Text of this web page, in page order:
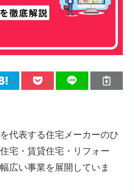
代表する住宅メーカーのひ
宅・賃貸住宅・リフォー
広い事業を展開していま